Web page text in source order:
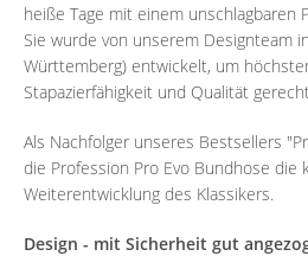
heiße Tage mit einem unschlagbaren
Sie wurde von unserem Designteam
Württemberg) entwickelt, um
Stapazierfähigkeit und Qualität
Als Nachfolger unseres Bestsellers
die Profession Pro Evo Bundhose die
Weiterentwicklung des Klassikers.
Design - mit Sicherheit gut